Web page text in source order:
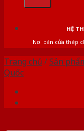
HỆ
Nơi bán cửa thép
Trang chủ /Sản
Quốc